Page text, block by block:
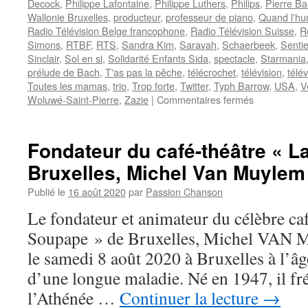
Decock, Philippe Lafontaine, Philippe Luthers, Philips, Pierre
Wallonie Bruxelles, producteur, professeur de piano, Quand
Radio Télévision Belge francophone, Radio Télévision Suisse,
Simons, RTBF, RTS, Sandra Kim, Saravah, Schaerbeek,
Sinclair, Sol en si, Solidarité Enfants Sida, spectacle, Starmania
prélude de Bach, T'as pas la pêche, télécrochet, télévision,
Toutes les mamas, trio, Trop forte, Twitter, Typh Barrow, USA,
Woluwé-Saint-Pierre, Zazie | Commentaires ferméssur
Fondateur du café-théâtre «
Bruxelles, Michel Van
Publié le 16 août 2020par Passion Chanson
Le fondateur et animateur du célèbre
Soupape » de Bruxelles, Michel VAN
le samedi 8 août 2020 à Bruxelles à
d’une longue maladie. Né en 1947, il
l’Athénée … Continuer la lecture →